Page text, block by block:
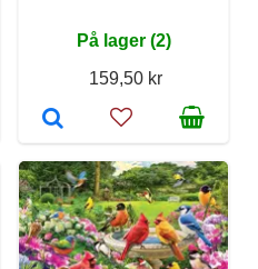
På lager (2)
159,50 kr